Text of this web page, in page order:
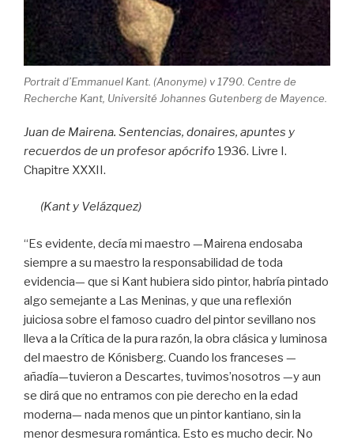
Portrait d’Emmanuel Kant. (Anonyme) v 1790. Centre de
Recherche Kant, Université Johannes Gutenberg de Mayence.
Juan de Mairena. Sentencias, donaires, apuntes y
recuerdos de un profesor apócrifo 1936. Livre I.
Chapitre XXXII.
(Kant y Velázquez)
“Es evidente, decía mi maestro —Mairena endosaba
siempre a su maestro la responsabilidad de toda
evidencia— que si Kant hubiera sido pintor, habría pintado
algo semejante a Las Meninas, y que una reflexión
juiciosa sobre el famoso cuadro del pintor sevillano nos
lleva a la Crítica de la pura razón, la obra clásica y luminosa
del maestro de Kónisberg. Cuando los franceses —
añadía—tuvieron a Descartes, tuvimos’nosotros —y aun
se dirá que no entramos con pie derecho en la edad
moderna— nada menos que un pintor kantiano, sin la
menor desmesura romántica. Esto es mucho decir. No